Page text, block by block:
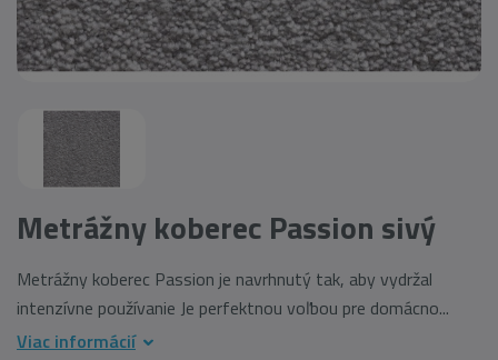
Metrážny koberec Passion sivý
Metrážny koberec Passion je navrhnutý tak, aby vydržal
intenzívne používanie Je perfektnou voľbou pre domácno...
Viac informácií